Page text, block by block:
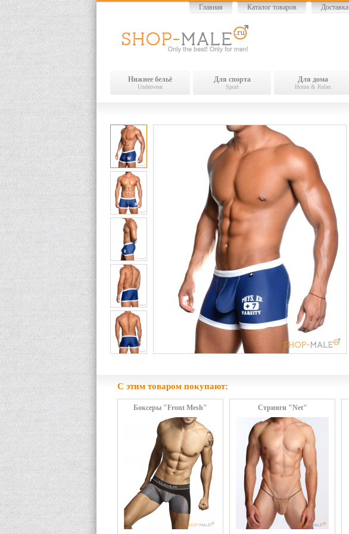
Главная Каталог товаров Доставка
Нижнее бельё
Underwear
Для спорта
Sport
Для дома
Home & Relax
С этим товаром покупают:
Боксеры "Front Mesh" Стринги "Net"